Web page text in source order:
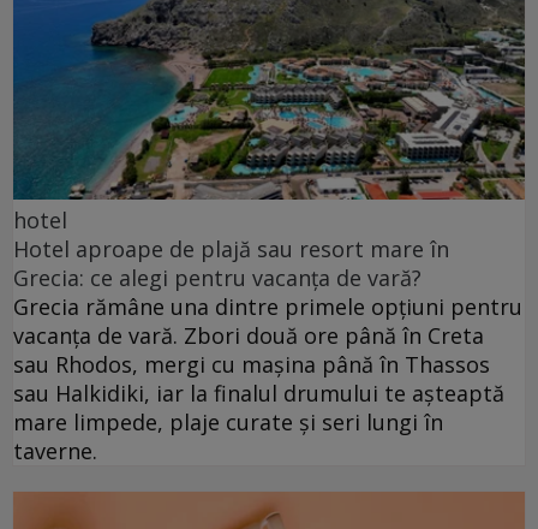
hotel
Hotel aproape de plajă sau resort mare în
Grecia: ce alegi pentru vacanța de vară?
Grecia rămâne una dintre primele opțiuni pentru
vacanța de vară. Zbori două ore până în Creta
sau Rhodos, mergi cu mașina până în Thassos
sau Halkidiki, iar la finalul drumului te așteaptă
mare limpede, plaje curate și seri lungi în
taverne.